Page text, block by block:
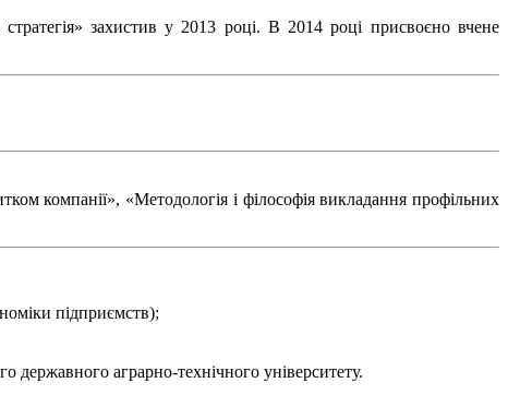
стратегія» захистив у 2013 році. В 2014 році присвоєно вчене
компанії», «Методологія і філософія викладання профільних
підприємств);
державного аграрно-технічного університету.